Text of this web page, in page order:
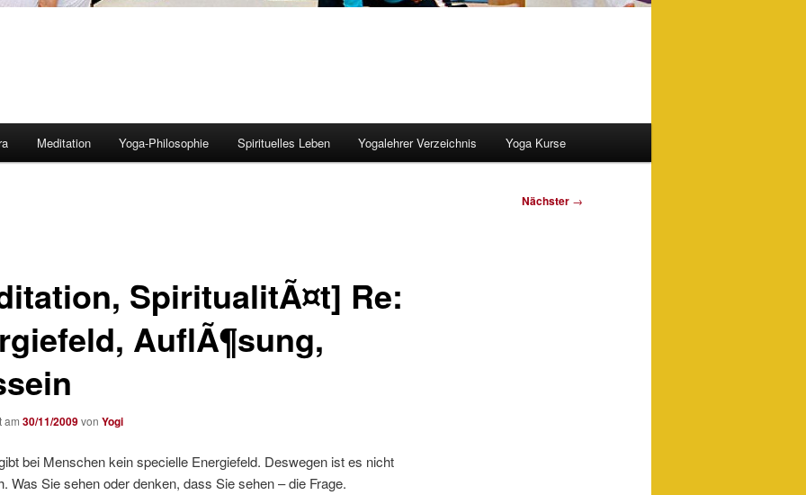
Meditation Yoga-Philosophie Spirituelles Leben Yogalehrer Verzeichnis Yoga Kurse
Nächster →
SpiritualitÃ¤t] Re:
AuflÃ¶sung,
am 30/11/2009von Yogi
bei Menschen kein specielle Energiefeld. Deswegen ist es nicht
Was Sie sehen oder denken, dass Sie sehen – die Frage.